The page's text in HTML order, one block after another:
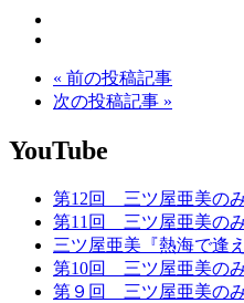
« 前の投稿記事
次の投稿記事 »
YouTube
第12回 三ツ屋亜美の
第11回 三ツ屋亜美の
三ツ屋亜美『熱海で逢
第10回 三ツ屋亜美の
第９回 三ツ屋亜美の